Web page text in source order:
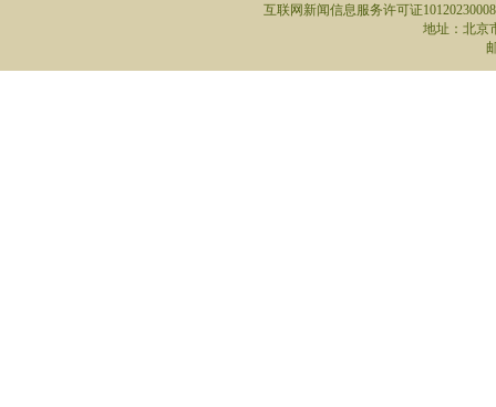
互联网新闻信息服务许可证10120230008
地址：北京